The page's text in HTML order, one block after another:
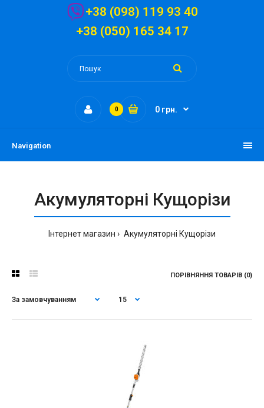
+38 (098) 119 93 40
+38 (050) 165 34 17
0 0 грн.
Navigation
Акумуляторні Кущорізи
Інтернет магазин Акумуляторні Кущорізи
ПОРІВНЯННЯ ТОВАРІВ (0)